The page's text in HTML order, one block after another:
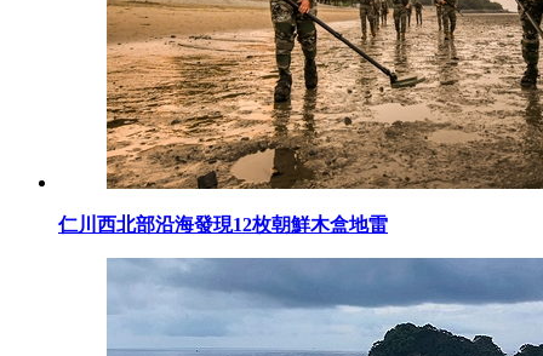
仁川西北部沿海發現12枚朝鮮木盒地雷